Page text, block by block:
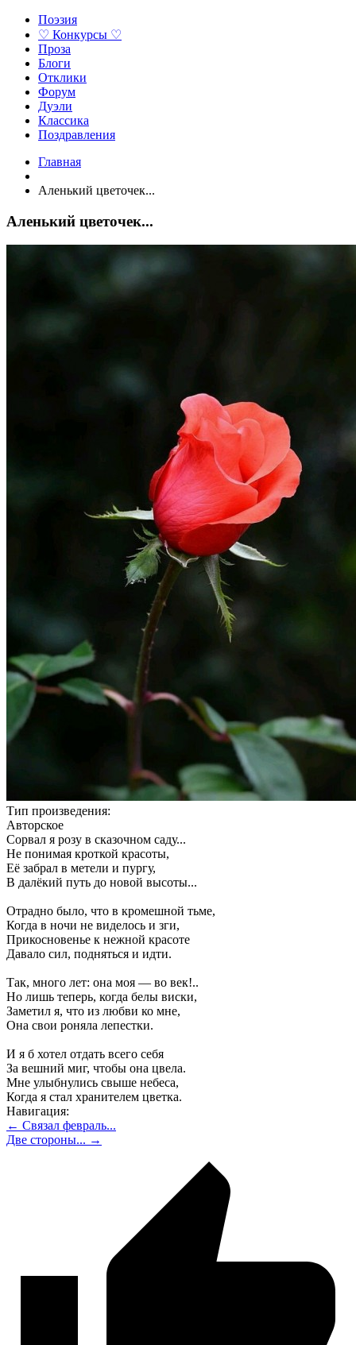
Поэзия
♡ Конкурсы ♡
Проза
Блоги
Отклики
Форум
Дуэли
Классика
Поздравления
Главная
Аленький цветочек...
Аленький цветочек...
Тип произведения:
Авторское
Сорвал я розу в сказочном саду...
Не понимая кроткой красоты,
Её забрал в метели и пургу,
В далёкий путь до новой высоты...
Отрадно было, что в кромешной тьме,
Когда в ночи не виделось и зги,
Прикосновенье к нежной красоте
Давало сил, подняться и идти.
Так, много лет: она моя — во век!..
Но лишь теперь, когда белы виски,
Заметил я, что из любви ко мне,
Она свои роняла лепестки.
И я б хотел отдать всего себя
За вешний миг, чтобы она цвела.
Мне улыбнулись свыше небеса,
Когда я стал хранителем цветка.
Навигация:
← Связал февраль...
Две стороны... →